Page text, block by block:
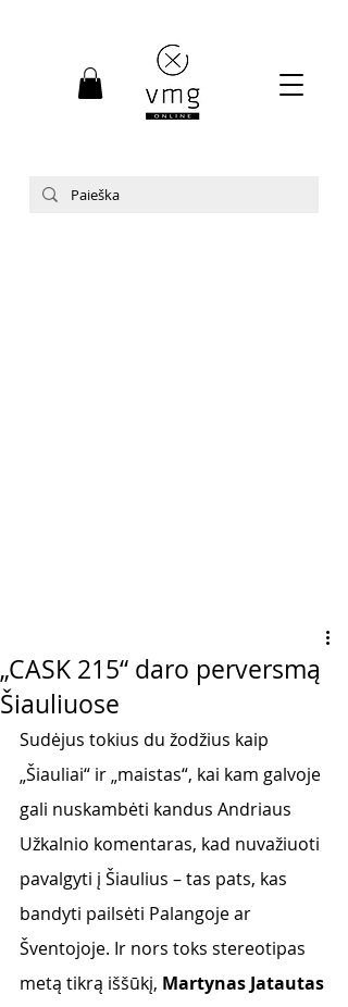
„CASK 215“ daro perversmą
Šiauliuose
Sudėjus tokius du žodžius kaip
„Šiauliai“ ir „maistas“, kai kam galvoje
gali nuskambėti kandus Andriaus
Užkalnio komentaras, kad nuvažiuoti
pavalgyti į Šiaulius – tas pats, kas
bandyti pailsėti Palangoje ar
Šventojoje. Ir nors toks stereotipas
metą tikrą iššūkį, Martynas Jatautas